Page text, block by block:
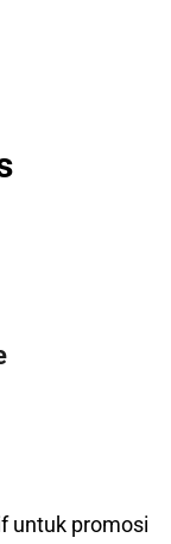
untuk promosi